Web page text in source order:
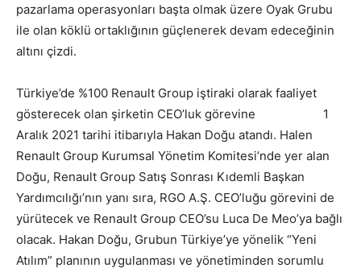
pazarlama operasyonları başta olmak üzere Oyak Grubu
ile olan köklü ortaklığının güçlenerek devam edeceğinin
altını çizdi.
Türkiye’de %100 Renault Group iştiraki olarak faaliyet
gösterecek olan şirketin CEO’luk görevine 1
Aralık 2021 tarihi itibarıyla Hakan Doğu atandı. Halen
Renault Group Kurumsal Yönetim Komitesi’nde yer alan
Doğu, Renault Group Satış Sonrası Kıdemli Başkan
Yardımcılığı’nın yanı sıra, RGO A.Ş. CEO’luğu görevini de
yürütecek ve Renault Group CEO’su Luca De Meo’ya bağlı
olacak. Hakan Doğu, Grubun Türkiye’ye yönelik “Yeni
Atılım” planının uygulanması ve yönetiminden sorumlu